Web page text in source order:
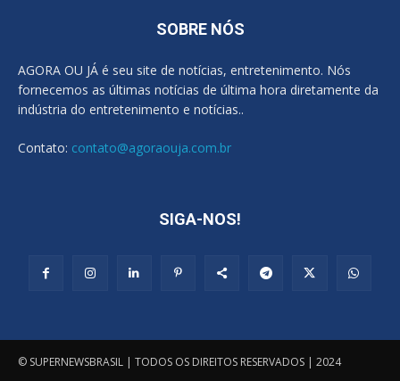
SOBRE NÓS
AGORA OU JÁ é seu site de notícias, entretenimento. Nós
fornecemos as últimas notícias de última hora diretamente da
indústria do entretenimento e notícias..
Contato: contato@agoraouja.com.br
SIGA-NOS!
© SUPERNEWSBRASIL | TODOS OS DIREITOS RESERVADOS | 2024